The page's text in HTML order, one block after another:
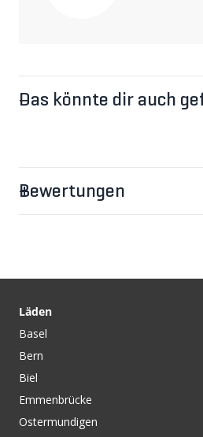
Das könnte dir auch
CHF 135.00
Vorbau Vibe Alu schwarz
von PRO
Bewertungen
Läden
Basel
Bern
Biel
Emmenbrücke
Ostermundigen